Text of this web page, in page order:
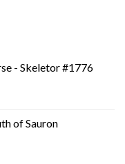
- Skeletor #1776
of Sauron